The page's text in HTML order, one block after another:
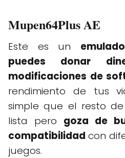
Mupen64Plus AE
Este es un
puedes donar
modificaciones de
rendimiento de tus
simple que el resto
lista pero goza de
compatibilidad con
juegos.